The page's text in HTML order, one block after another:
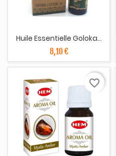
Huile Essentielle Goloka...
8,10 €
favorite_border